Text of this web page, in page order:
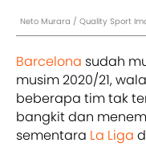
Neto Murara / Quality Sport
Barcelona sudah
musim 2020/21,
beberapa tim tak
bangkit dan
sementara La Liga